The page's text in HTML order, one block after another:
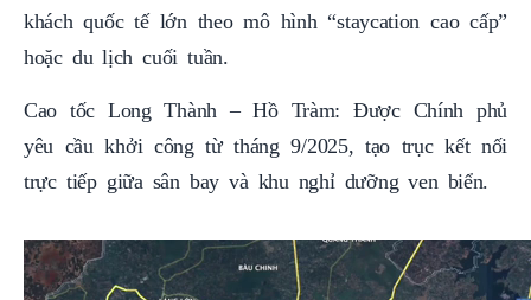
khách quốc tế lớn theo mô hình “staycation cao cấp”
hoặc du lịch cuối tuần.
Cao tốc Long Thành – Hồ Tràm: Được Chính phủ
yêu cầu khởi công từ tháng 9/2025, tạo trục kết nối
trực tiếp giữa sân bay và khu nghỉ dưỡng ven biển.